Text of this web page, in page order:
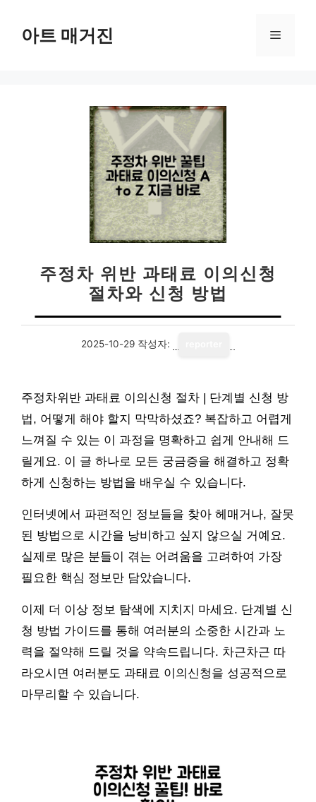
아트 매거진 메
주정차 위반 과태료 이의신청
절차와 신청 방법
2025-10-29 작성자:
주정차위반 과태료 이의신청 절차 | 단계별 신청 방
법, 어떻게 해야 할지 막막하셨죠? 복잡하고 어렵게
느껴질 수 있는 이 과정을 명확하고 쉽게 안내해 드
릴게요. 이 글 하나로 모든 궁금증을 해결하고 정확
하게 신청하는 방법을 배우실 수 있습니다.
인터넷에서 파편적인 정보들을 찾아 헤매거나, 잘못
된 방법으로 시간을 낭비하고 싶지 않으실 거예요.
실제로 많은 분들이 겪는 어려움을 고려하여 가장
필요한 핵심 정보만 담았습니다.
이제 더 이상 정보 탐색에 지치지 마세요. 단계별 신
청 방법 가이드를 통해 여러분의 소중한 시간과 노
력을 절약해 드릴 것을 약속드립니다. 차근차근 따
라오시면 여러분도 과태료 이의신청을 성공적으로
마무리할 수 있습니다.